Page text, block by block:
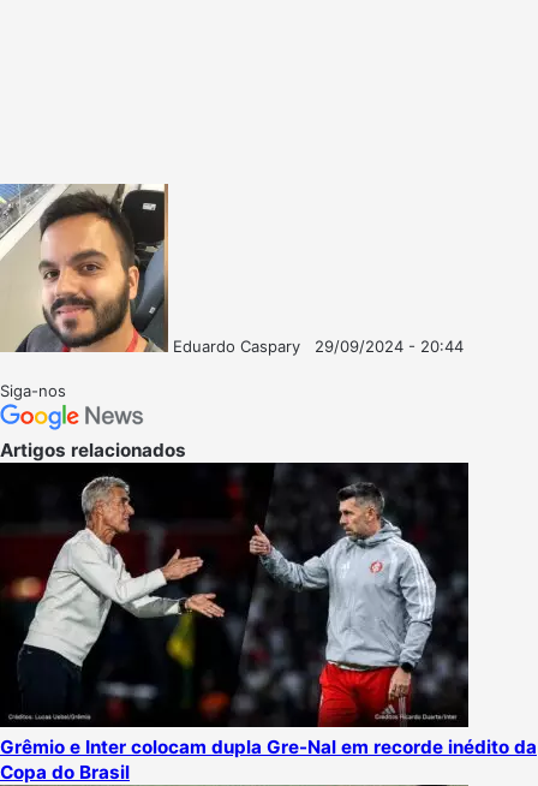
Eduardo Caspary
29/09/2024 - 20:44
Siga-nos
Artigos relacionados
Grêmio e Inter colocam dupla Gre-Nal em recorde inédito da
Copa do Brasil